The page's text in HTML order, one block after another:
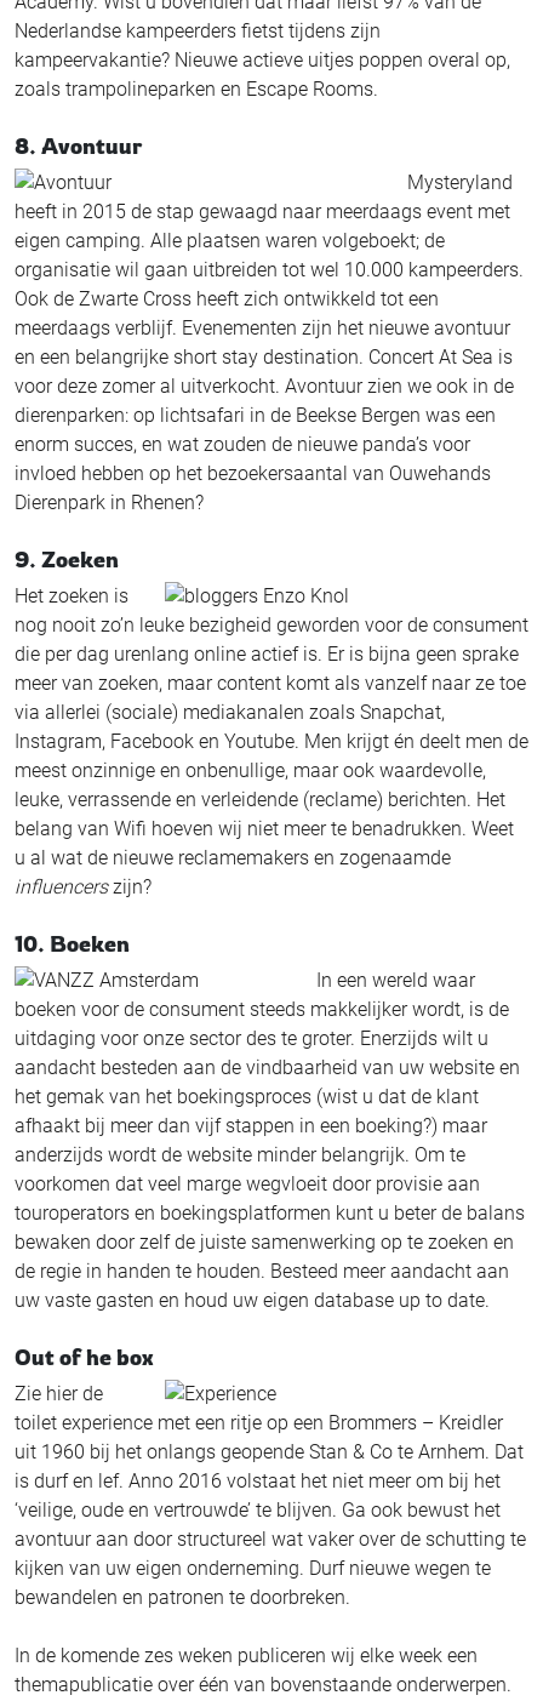
Nederlandse kampeerders fietst tijdens zijn
kampeervakantie? Nieuwe actieve uitjes poppen overal op,
zoals trampolineparken en Escape Rooms.
8. Avontuur
Mysteryland
heeft in 2015 de stap gewaagd naar meerdaags event met
eigen camping. Alle plaatsen waren volgeboekt; de
organisatie wil gaan uitbreiden tot wel 10.000 kampeerders.
Ook de Zwarte Cross heeft zich ontwikkeld tot een
meerdaags verblijf. Evenementen zijn het nieuwe avontuur
en een belangrijke short stay destination. Concert At Sea is
voor deze zomer al uitverkocht. Avontuur zien we ook in de
dierenparken: op lichtsafari in de Beekse Bergen was een
enorm succes, en wat zouden de nieuwe panda’s voor
invloed hebben op het bezoekersaantal van Ouwehands
Dierenpark in Rhenen?
9. Zoeken
Het zoeken is
nog nooit zo’n leuke bezigheid geworden voor de consument
die per dag urenlang online actief is. Er is bijna geen sprake
meer van zoeken, maar content komt als vanzelf naar ze toe
via allerlei (sociale) mediakanalen zoals Snapchat,
Instagram, Facebook en Youtube. Men krijgt én deelt men de
meest onzinnige en onbenullige, maar ook waardevolle,
leuke, verrassende en verleidende (reclame) berichten. Het
belang van Wifi hoeven wij niet meer te benadrukken. Weet
u al wat de nieuwe reclamemakers en zogenaamde
influencerszijn?
10. Boeken
In een wereld waar
boeken voor de consument steeds makkelijker wordt, is de
uitdaging voor onze sector des te groter. Enerzijds wilt u
aandacht besteden aan de vindbaarheid van uw website en
het gemak van het boekingsproces (wist u dat de klant
afhaakt bij meer dan vijf stappen in een boeking?) maar
anderzijds wordt de website minder belangrijk. Om te
voorkomen dat veel marge wegvloeit door provisie aan
touroperators en boekingsplatformen kunt u beter de balans
bewaken door zelf de juiste samenwerking op te zoeken en
de regie in handen te houden. Besteed meer aandacht aan
uw vaste gasten en houd uw eigen database up to date.
Out of he box
Zie hier de
toilet experience met een ritje op een Brommers – Kreidler
uit 1960 bij het onlangs geopende Stan & Co te Arnhem. Dat
is durf en lef. Anno 2016 volstaat het niet meer om bij het
‘veilige, oude en vertrouwde’ te blijven. Ga ook bewust het
avontuur aan door structureel wat vaker over de schutting te
kijken van uw eigen onderneming. Durf nieuwe wegen te
bewandelen en patronen te doorbreken.
In de komende zes weken publiceren wij elke week een
themapublicatie over één van bovenstaande onderwerpen.